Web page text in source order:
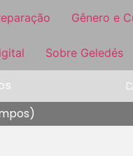
Gênero e
Sobre Geledés